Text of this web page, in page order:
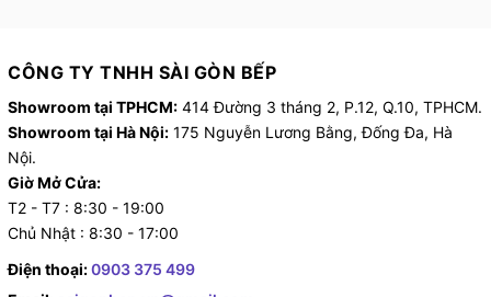
CÔNG TY TNHH SÀI GÒN BẾP
Showroom tại TPHCM: 414 Đường 3 tháng 2, P.12, Q.10, TPHCM.
Showroom tại Hà Nội: 175 Nguyễn Lương Bằng, Đống Đa, Hà
Nội.
Giờ Mở Cửa:
T2 - T7 : 8:30 - 19:00
Chủ Nhật : 8:30 - 17:00
Điện thoại:0903 375 499